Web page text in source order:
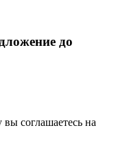
до
соглашаетесь на